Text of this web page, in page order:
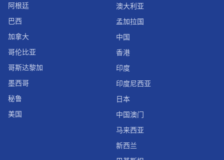
阿根廷
巴西
加拿大
哥伦比亚
哥斯达黎加
墨西哥
秘鲁
美国
澳大利亚
孟加拉国
中国
香港
印度
印度尼西亚
日本
中国澳门
马来西亚
新西兰